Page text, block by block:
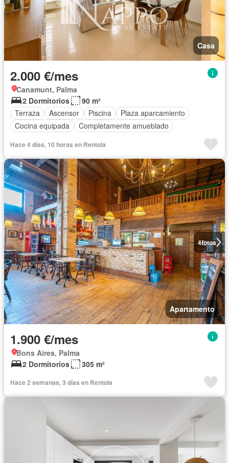
Casa
2.000 €/mes
Canamunt, Palma
2 Dormitorios
90 m²
Terraza
Ascensor Piscina
Plaza aparcamiento
Cocina equipada
Completamente amueblado
Hace 4 días, 10 horas en Rentola
4fotos
Apartamento
1.900 €/mes
Bons Aires, Palma
2 Dormitorios
305 m²
Hace 2 semanas, 3 días en Rentola